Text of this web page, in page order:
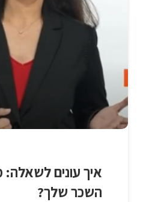
איך עונים לשאלה:
השכר שלך?